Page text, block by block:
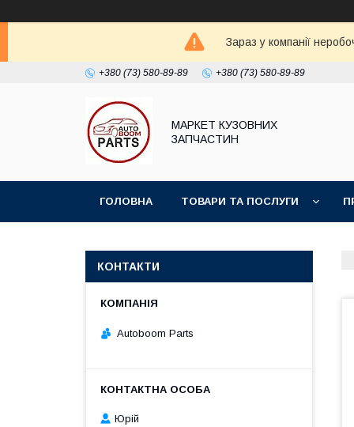
Зараз у компанії
+380 (73) 580-89-89 +380 (73) 580-89-89
МАРКЕТ КУЗОВНИХ
ЗАПЧАСТИН
ГОЛОВНА ТОВАРИ ТА ПОСЛУГИ
КОНТАКТИ
Autoboom Parts
Юрій